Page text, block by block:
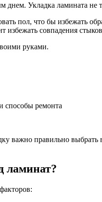
Укладка ламината не
пол, что бы избежать
избежать совпадения
руками.
способы ремонта
важно правильно
ламинат?